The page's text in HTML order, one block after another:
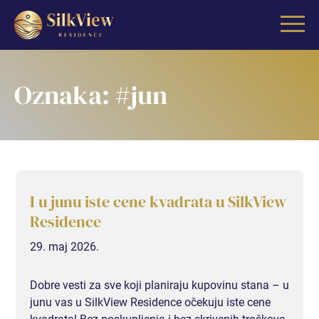
GARSONJERA I
GARSONJERA II
GARSONJERA III (RASPRODATO)
Oznaka: #jun
I u junu iste cene kvadrata u SilkView
Residence
29. maj 2026.
Dobre vesti za sve koji planiraju kupovinu stana – u
junu vas u SilkView Residence očekuju iste cene